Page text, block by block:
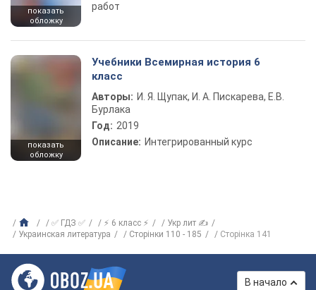
показать
обложку
работ
показать
обложку
Учебники Всемирная история 6
класс
Авторы: И. Я. Щупак, И. А. Пискарева, Е.В.
Бурлака
Год: 2019
Описание: Интегрированный курс
✅ ГДЗ ✅ ⚡ 6 класс ⚡
Укр лит ✍
Украинская литература
Сторінки 110 - 185 Сторінка 141
В начало